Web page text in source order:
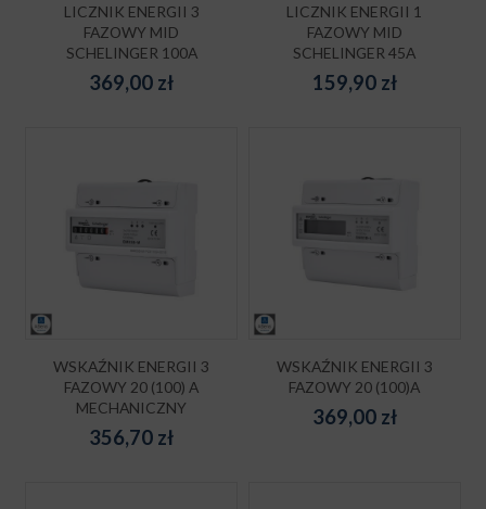
LICZNIK ENERGII 3
FAZOWY MID
SCHELINGER 100A
369,00 zł
LICZNIK ENERGII 1
FAZOWY MID
SCHELINGER 45A
159,90zł
WSKAŹNIK ENERGII 3
FAZOWY 20 (100) A
MECHANICZNY
356,70 zł
WSKAŹNIK ENERGII 3
FAZOWY 20 (100)A
369,00zł